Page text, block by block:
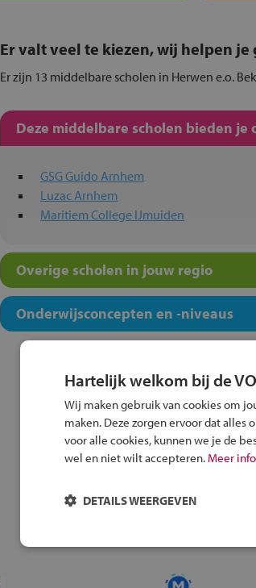
Er valt veel te kiezen, wij helpen je
Er zijn 13 middelbare scholen in Herwen e.o.
Deze middelbare scholen bieden
GSG Guido Arnhem
Luzac Arnhem
Maritiem College IJmuiden
Overige scholen in jouw regio
Onderwijsconcepten en -niveaus
Hartelijk welkom bij de
Wij maken gebruik van cookies om
maken. Deze zorgen ervoor dat
voor alle cookies, kunnen we je de
wel en niet wilt accepteren. Meer
DETAILS WEERGEVEN